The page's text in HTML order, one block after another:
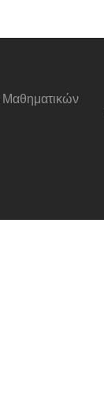
Μαθηματικών